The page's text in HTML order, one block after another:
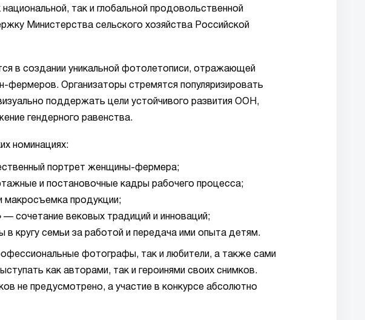
так и глобальной продовольственной
Министерства сельского хозяйства Российской
в создании уникальной фотолетописи, отражающей
фермеров. Организаторы стремятся популяризировать
поддержать цели устойчивого развития ООН,
гендерного равенства.
номинациях:
портрет женщины-фермера;
и постановочные кадры рабочего процесса;
продукции;
— сочетание вековых традиций и инноваций;
кругу семьи за работой и передача ими опыта детям.
фотографы, так и любители, а также сами
как авторами, так и героинями своих снимков.
не предусмотрено, а участие в конкурсе абсолютно